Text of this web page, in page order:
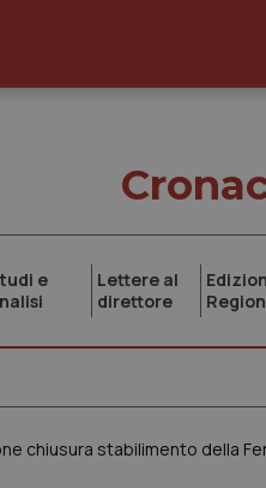
e
Lettere al
direttore
chiusura stabilimento della